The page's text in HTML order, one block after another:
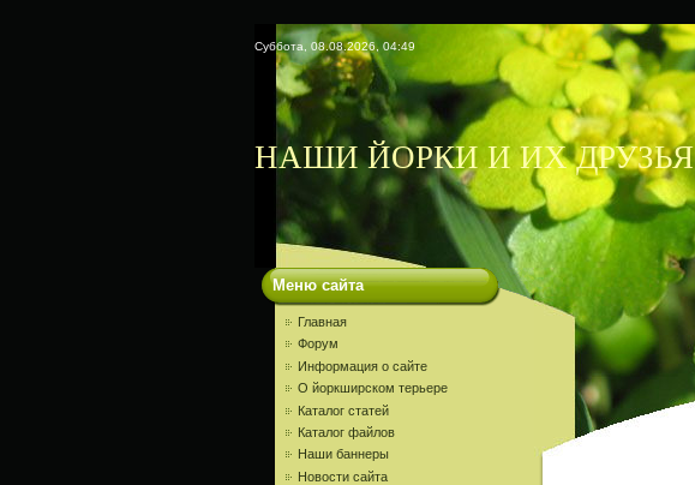
Суббота, 08.08.2026, 04:49
НАШИ ЙОРКИ И ИХ ДРУЗЬЯ
Меню сайта
Главная
Форум
Информация о сайте
О йоркширском терьере
Каталог статей
Каталог файлов
Наши баннеры
Новости сайта